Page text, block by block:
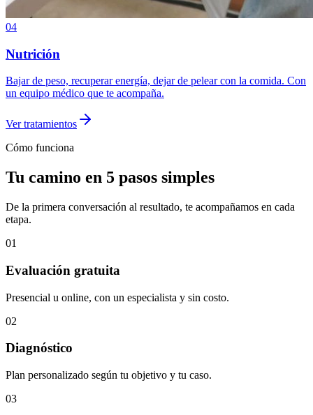
04
Nutrición
Bajar de peso, recuperar energía, dejar de pelear con la comida. Con
un equipo médico que te acompaña.
Ver tratamientos
Cómo funciona
Tu camino en 5 pasos simples
De la primera conversación al resultado, te acompañamos en cada
etapa.
01
Evaluación gratuita
Presencial u online, con un especialista y sin costo.
02
Diagnóstico
Plan personalizado según tu objetivo y tu caso.
03